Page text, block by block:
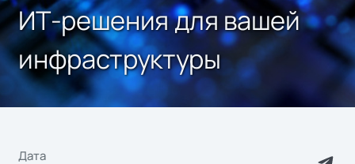
ИТ-решения для вашей
инфраструктуры
Дата